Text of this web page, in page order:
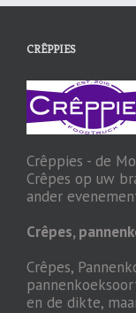
CRÊPPIES
Crêppies - de
Crêpes op uw
ander
Crêpes,
Crêpes,
en de dikte,